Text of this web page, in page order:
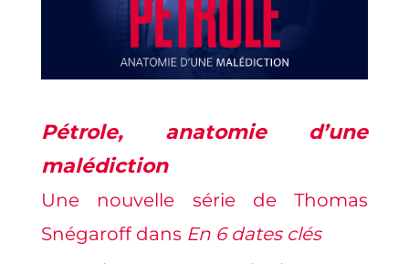
Pétrole, anatomie d’une
malédiction
Une nouvelle série de Thomas
Snégaroff dans En 6 dates clés